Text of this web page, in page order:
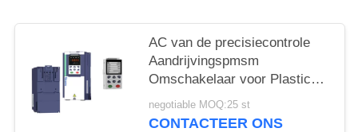
AC van de precisiecontrole
Aandrijvingspmsm
Omschakelaar voor Plastic
Vormende Machine In drie
stadia
negotiable MOQ:25 st
CONTACTEER ONS